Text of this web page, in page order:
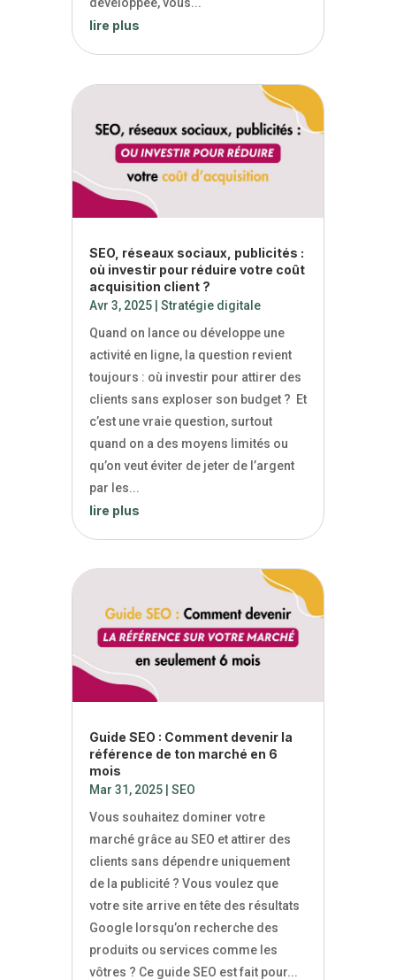
lire plus
SEO, réseaux sociaux, publicités :
où investir pour réduire votre coût
acquisition client ?
Avr 3, 2025| Stratégie digitale
Quand on lance ou développe une
activité en ligne, la question revient
toujours : où investir pour attirer des
clients sans exploser son budget ? Et
c’est une vraie question, surtout
quand on a des moyens limités ou
qu’on veut éviter de jeter de l’argent
par les...
lire plus
Guide SEO : Comment devenir la
référence de ton marché en 6
mois
Mar 31, 2025| SEO
Vous souhaitez dominer votre
marché grâce au SEO et attirer des
clients sans dépendre uniquement
de la publicité ? Vous voulez que
votre site arrive en tête des résultats
Google lorsqu’on recherche des
produits ou services comme les
vôtres ? Ce guide SEO est fait pour...